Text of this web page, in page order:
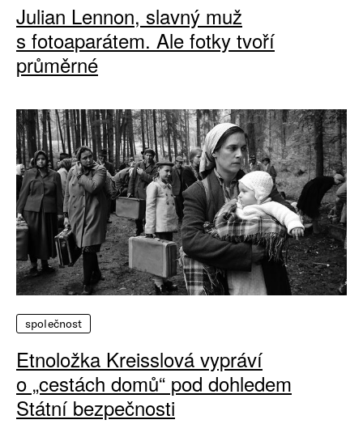
Julian Lennon, slavný muž
s fotoaparátem. Ale fotky tvoří
průměrné
společnost
Etnoložka Kreisslová vypráví
o „cestách domů“ pod dohledem
Státní bezpečnosti